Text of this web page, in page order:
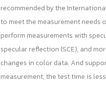
recommended by the
to meet the measurement needs
perform measurements with
specular reflection (SCE), and
changes in color data. And
measurement, the test time is